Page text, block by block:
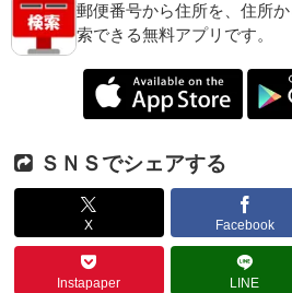
郵便番号から住所を、住所
索できる無料アプリです。
ＳＮＳでシェアする
X Facebook
Instapaper LINE